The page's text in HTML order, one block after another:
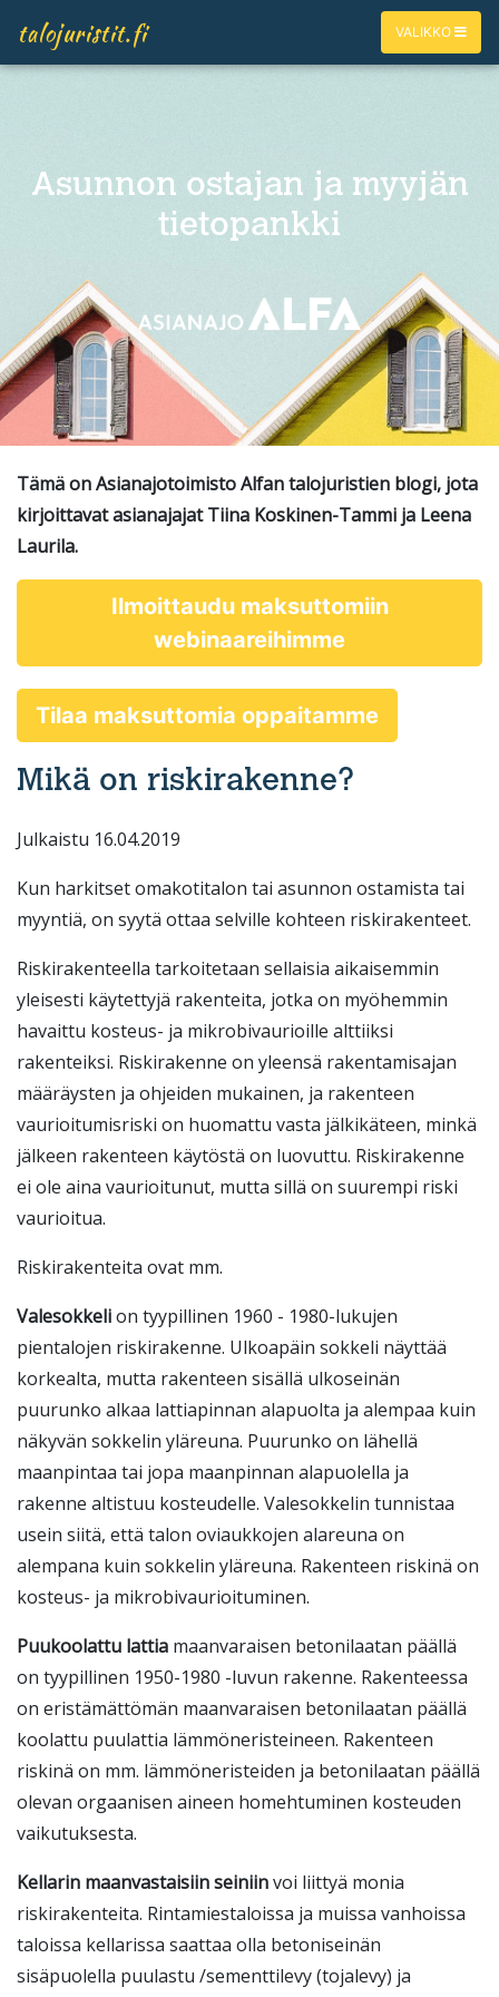
talojuristit.fi VALIKKO
Asunnon ostajan ja myyjän
tietopankki
Tämä on Asianajotoimisto Alfan talojuristien blogi, jota
kirjoittavat asianajajat Tiina Koskinen-Tammi ja Leena
Laurila.
Ilmoittaudu maksuttomiin
webinaareihimme
Tilaa maksuttomia oppaitamme
Mikä on riskirakenne?
Julkaistu 16.04.2019
Kun harkitset omakotitalon tai asunnon ostamista tai
myyntiä, on syytä ottaa selville kohteen riskirakenteet.
Riskirakenteella tarkoitetaan sellaisia aikaisemmin
yleisesti käytettyjä rakenteita, jotka on myöhemmin
havaittu kosteus- ja mikrobivaurioille alttiiksi
rakenteiksi. Riskirakenne on yleensä rakentamisajan
määräysten ja ohjeiden mukainen, ja rakenteen
vaurioitumisriski on huomattu vasta jälkikäteen, minkä
jälkeen rakenteen käytöstä on luovuttu. Riskirakenne
ei ole aina vaurioitunut, mutta sillä on suurempi riski
vaurioitua.
Riskirakenteita ovat mm.
Valesokkelion tyypillinen 1960 - 1980-lukujen
pientalojen riskirakenne. Ulkoapäin sokkeli näyttää
korkealta, mutta rakenteen sisällä ulkoseinän
puurunko alkaa lattiapinnan alapuolta ja alempaa kuin
näkyvän sokkelin yläreuna. Puurunko on lähellä
maanpintaa tai jopa maanpinnan alapuolella ja
rakenne altistuu kosteudelle. Valesokkelin tunnistaa
usein siitä, että talon oviaukkojen alareuna on
alempana kuin sokkelin yläreuna. Rakenteen riskinä on
kosteus- ja mikrobivaurioituminen.
Puukoolattu lattia maanvaraisen betonilaatan päällä
on tyypillinen 1950-1980 -luvun rakenne. Rakenteessa
on eristämättömän maanvaraisen betonilaatan päällä
koolattu puulattia lämmöneristeineen. Rakenteen
riskinä on mm. lämmöneristeiden ja betonilaatan päällä
olevan orgaanisen aineen homehtuminen kosteuden
vaikutuksesta.
Kellarin maanvastaisiin seiniinvoi liittyä monia
riskirakenteita. Rintamiestaloissa ja muissa vanhoissa
taloissa kellarissa saattaa olla betoniseinän
sisäpuolella puulastu /sementtilevy (tojalevy) ja